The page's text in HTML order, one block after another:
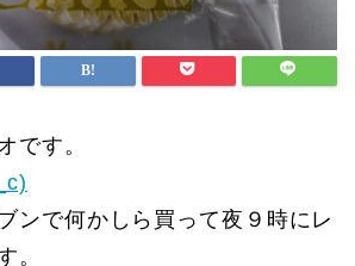
です。
ンで何かしら買って夜９時にレ
。